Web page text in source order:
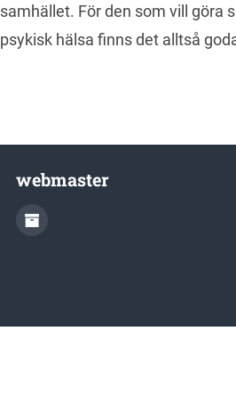
samhället. För den som vill göra
psykisk hälsa finns det alltså
webmaster